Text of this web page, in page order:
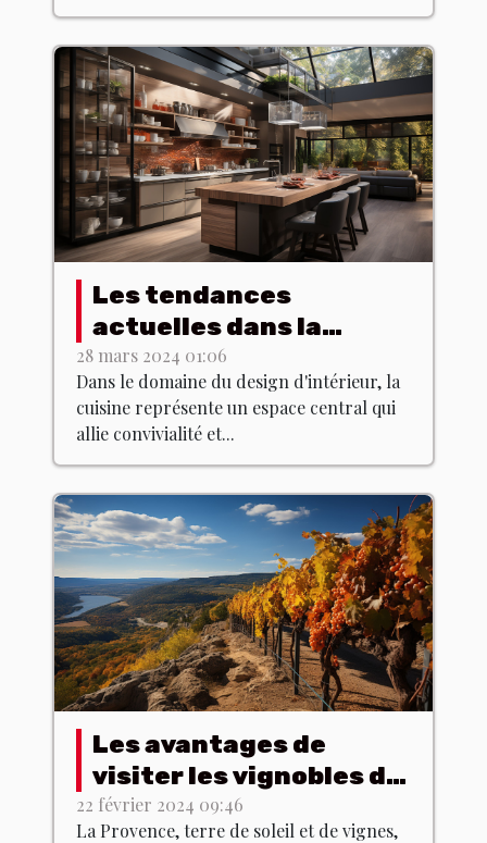
Les tendances
actuelles dans la
conception de cuisines
modernes : Comment
allier fonctionnalité et
28 mars 2024 01:06
Dans le domaine du design d'intérieur, la
cuisine représente un espace central qui
allie convivialité et...
Les avantages de
visiter les vignobles de
Provence hors saison
22 février 2024 09:46
La Provence, terre de soleil et de vignes,